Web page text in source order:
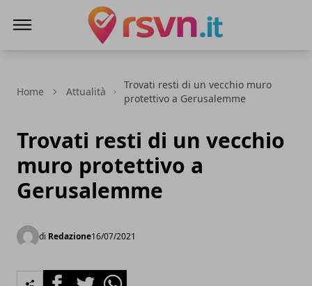
Home Attualità
Trovati resti di un vecchio muro
protettivo a Gerusalemme
Trovati resti di un vecchio
muro protettivo a
Gerusalemme
di Redazione16/07/2021
FacebookTwitterWhatsapp